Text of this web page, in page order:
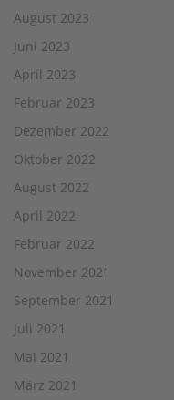
August 2023
Juni 2023
April 2023
Februar 2023
Dezember 2022
Oktober 2022
August 2022
April 2022
Februar 2022
November 2021
September 2021
Juli 2021
Mai 2021
März 2021